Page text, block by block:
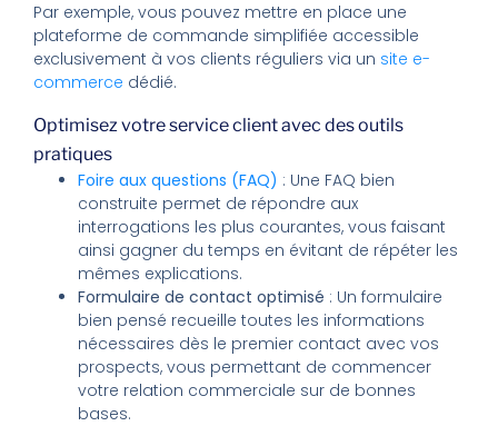
Par exemple, vous pouvez mettre en place une
plateforme de commande simplifiée accessible
exclusivement à vos clients réguliers via un site e-
commerce dédié.
Optimisez votre service client avec des outils
pratiques
Foire aux questions (FAQ) : Une FAQ bien
construite permet de répondre aux
interrogations les plus courantes, vous faisant
ainsi gagner du temps en évitant de répéter les
mêmes explications.
Formulaire de contact optimisé : Un formulaire
bien pensé recueille toutes les informations
nécessaires dès le premier contact avec vos
prospects, vous permettant de commencer
votre relation commerciale sur de bonnes
bases.